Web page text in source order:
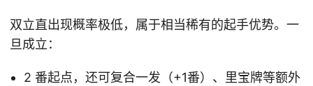
双立直出现概率极低，属于相当稀有的起手优势。一
旦成立：
2 番起点，还可复合一发（+1番）、里宝牌等额外